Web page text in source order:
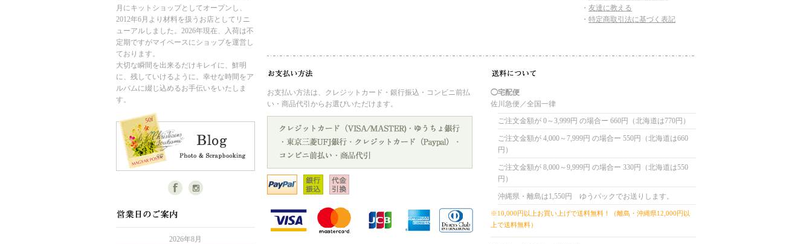
月にキットショップとしてオープンし、
2012年6月より材料を扱うお店としてリニ
ューアルしました。2026年現在、入荷は不
定期ですがマイペースにショップを運営し
ております。
大切な瞬間を出来るだけキレイに、鮮明
に、残していけるように。幸せな時間をア
ルバムに綴じ込めるお手伝いをいたしま
す。
2026年8月
・ 友達に教える
・ 特定商取引法に基づく表記
お支払い方法は、クレジットカード・銀行振込・コンビニ前払
い・商品代引からお選びいただけます。
◯宅配便
佐川急便／全国一律
ご注文金額が 0～3,999円 の場合ー 660円（北海道は770円）
ご注文金額が 4,000～7,999円 の場合ー 550円（北海道は660
円）
ご注文金額が 8,000～9,999円 の場合ー 330円（北海道は550
円）
沖縄県・離島は1,550円 ゆうパックでお送りします。
※10,000円以上お買い上げで送料無料！（離島・沖縄県12,000円以
上で送料無料）